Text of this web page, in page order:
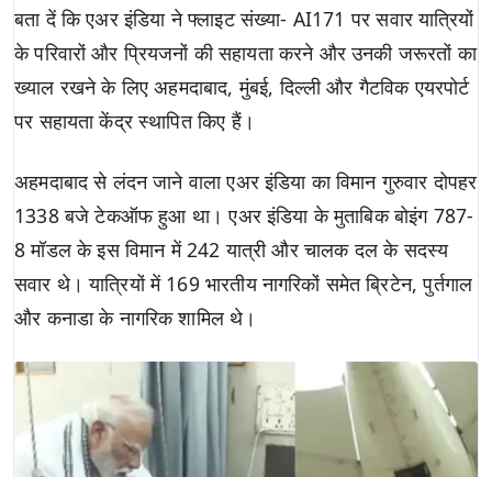
बता दें कि एअर इंडिया ने फ्लाइट संख्या- AI171 पर सवार यात्रियों
के परिवारों और प्रियजनों की सहायता करने और उनकी जरूरतों का
ख्याल रखने के लिए अहमदाबाद, मुंबई, दिल्ली और गैटविक एयरपोर्ट
पर सहायता केंद्र स्थापित किए हैं।
अहमदाबाद से लंदन जाने वाला एअर इंडिया का विमान गुरुवार दोपहर
1338 बजे टेकऑफ हुआ था। एअर इंडिया के मुताबिक बोइंग 787-
8 मॉडल के इस विमान में 242 यात्री और चालक दल के सदस्य
सवार थे। यात्रियों में 169 भारतीय नागरिकों समेत ब्रिटेन, पुर्तगाल
और कनाडा के नागरिक शामिल थे।